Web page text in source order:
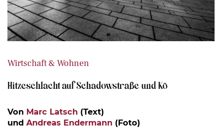
Wirtschaft & Wohnen
Hitzeschlacht auf Schadowstraße und Kö
Von Marc Latsch (Text)
und Andreas Endermann (Foto)